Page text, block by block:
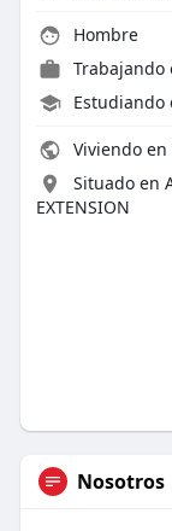
Hombre
Trabajando
Estudiando
Viviendo
Situado en
EXTENSION
Nosotros